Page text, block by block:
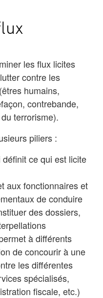
les flux licites
contre les
humains,
contrebande,
terrorisme).
piliers :
ce qui est licite
aux fonctionnaires et
de conduire
des dossiers,
à différents
de concourir à une
les différentes
spécialisés,
fiscale, etc.)